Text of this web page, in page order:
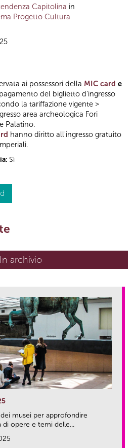
Capitolina in
Progetto Cultura
ai possessori della MIC card e
del biglietto d’ingresso
la tariffazione vigente >
area archeologica Fori
Palatino.
hanno diritto all'ingresso gratuito
Sì
In archivio
musei per approfondire
di opere e temi delle...